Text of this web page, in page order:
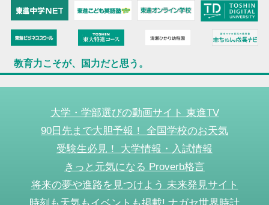
教育力こそが、国力だと思う。
大学・学部選びの動画サイト 東進TV
90日先まで大胆予報！ 全国学校のお天気
受験生必見！ 大学情報・入試情報
きっと元気になる Proverb格言
将来の夢や進路を見つけよう 未来発見サイト